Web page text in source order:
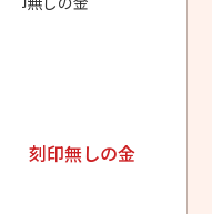
刻印無しの金